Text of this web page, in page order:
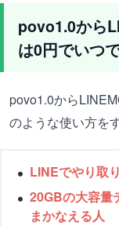
povo1.0から
は0円でいつ
povo1.0から
のような使い方を
LINEでやり取
20GBの大容量
まかなえる人